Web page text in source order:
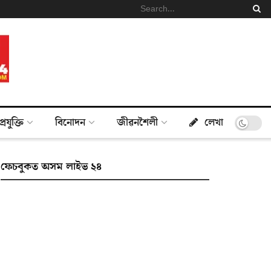
প্ৰযুক্তি বিনোদন জীৱনশৈলী লেখা
ফেচবুকত অসম লাইভ ২৪